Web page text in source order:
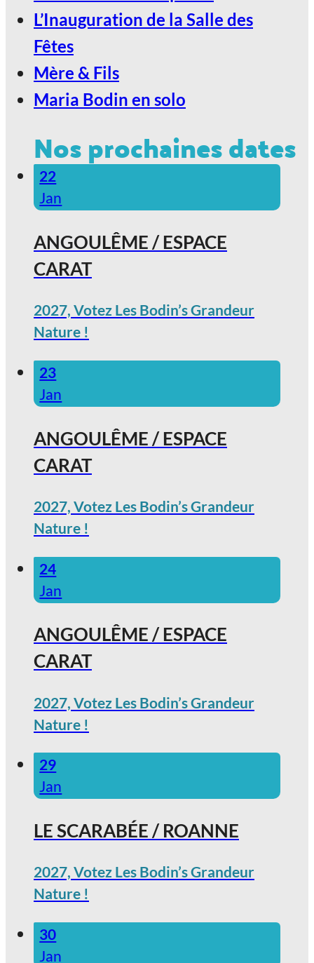
L’Inauguration de la Salle des
Fêtes
Mère & Fils
Maria Bodin en solo
Nos prochaines dates
22
Jan
ANGOULÊME / ESPACE
CARAT
2027, Votez Les Bodin’s Grandeur
Nature !
23
Jan
ANGOULÊME / ESPACE
CARAT
2027, Votez Les Bodin’s Grandeur
Nature !
24
Jan
ANGOULÊME / ESPACE
CARAT
2027, Votez Les Bodin’s Grandeur
Nature !
29
Jan
LE SCARABÉE / ROANNE
2027, Votez Les Bodin’s Grandeur
Nature !
30
Jan